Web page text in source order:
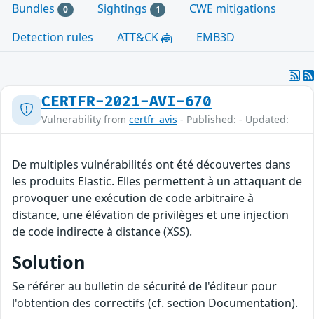
Bundles 0 Sightings 1
CWE mitigations
Detection rules
ATT&CK EMB3D
CERTFR-2021-AVI-670
Vulnerability from certfr_avis - Published: - Updated:
De multiples vulnérabilités ont été découvertes dans
les produits Elastic. Elles permettent à un attaquant de
provoquer une exécution de code arbitraire à
distance, une élévation de privilèges et une injection
de code indirecte à distance (XSS).
Solution
Se référer au bulletin de sécurité de l'éditeur pour
l'obtention des correctifs (cf. section Documentation).